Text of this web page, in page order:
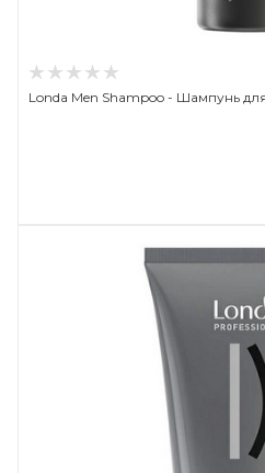
Londa Men Shampoo - Шампунь